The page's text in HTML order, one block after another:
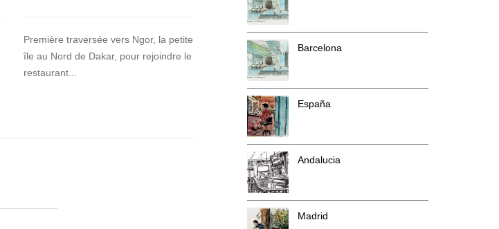
Première traversée vers Ngor, la petite
île au Nord de Dakar, pour rejoindre le
restaurant...
Barcelona
España
Andalucia
Madrid